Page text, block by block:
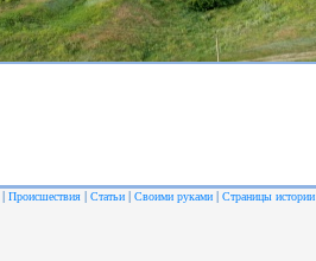
| Происшествия | Статьи | Своими руками | Страницы истории